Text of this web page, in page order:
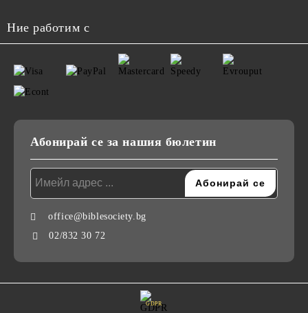
Ние работим с
Абонирай се за нашия бюлетин
office@biblesociety.bg
02/832 30 72
GDPR